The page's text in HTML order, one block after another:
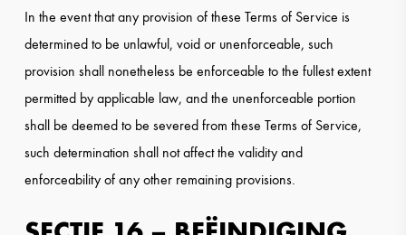
In the event that any provision of these Terms of Service is
determined to be unlawful, void or unenforceable, such
provision shall nonetheless be enforceable to the fullest extent
permitted by applicable law, and the unenforceable portion
shall be deemed to be severed from these Terms of Service,
such determination shall not affect the validity and
enforceability of any other remaining provisions.